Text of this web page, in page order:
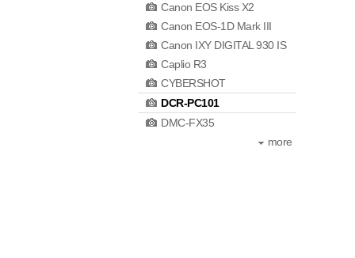
Canon EOS Kiss X2
Canon EOS-1D Mark III
Canon IXY DIGITAL 930 IS
Caplio R3
CYBERSHOT
DCR-PC101
DMC-FX35
more